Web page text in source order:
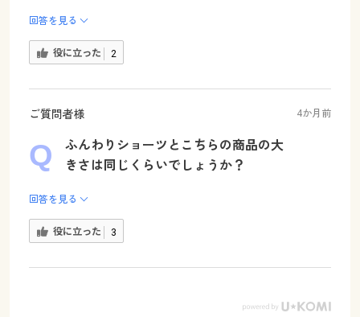
回答を見る
役に立った 2
ご質問者様 4か月前
ふんわりショーツとこちらの商品の大
きさは同じくらいでしょうか？
回答を見る
役に立った 3